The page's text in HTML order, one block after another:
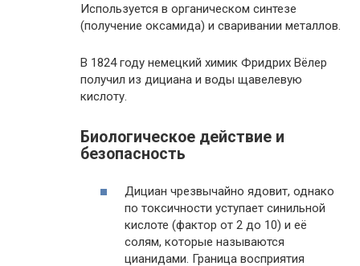
Используется в органическом синтезе
(получение оксамида) и сваривании металлов.
В 1824 году немецкий химик Фридрих Вёлер
получил из дициана и воды щавелевую
кислоту.
Биологическое действие и
безопасность
Дициан чрезвычайно ядовит, однако
по токсичности уступает синильной
кислоте (фактор от 2 до 10) и её
солям, которые называются
цианидами. Граница восприятия